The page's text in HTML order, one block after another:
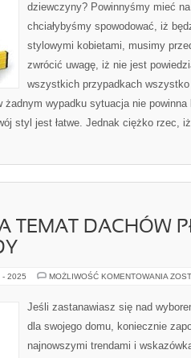
STYL?
dziewczyny? Powinnyśmy mieć
chciałybyśmy spowodować, iż
stylowymi kobietami, musimy
zwrócić uwagę, iż nie jest
wszystkich przypadkach
wypadku sytuacja nie
styl jest łatwe. Jednak ciężko rzec,
TEMAT DACHÓW
- 2025 MOŻLIWOŚĆ KOMENTOWANIA
I
Jeśli zastanawiasz się nad
dla swojego domu, koniecznie
najnowszymi trendami i